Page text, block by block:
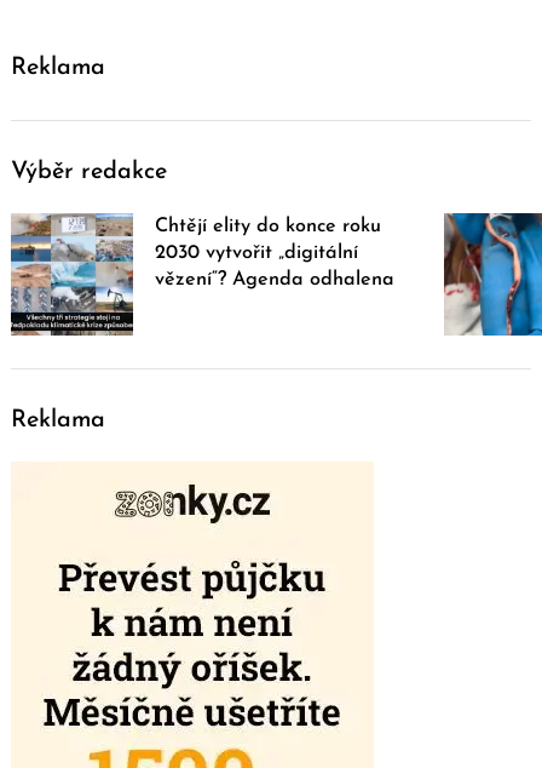
Reklama
Výběr redakce
Chtějí elity do konce roku
2030 vytvořit „digitální
vězení“? Agenda odhalena
Reklama